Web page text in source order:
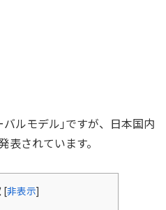
ルモデル｣ですが、日本国内
表されています。
[非表示]